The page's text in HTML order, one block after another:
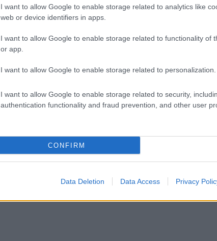
I want to allow Google to enable storage related to analytics like
web or device identifiers in apps.
I want to allow Google to enable storage related to functionality of
or app.
I want to allow Google to enable storage related to personalization.
I want to allow Google to enable storage related to security,
authentication functionality and fraud prevention, and other user
CONFIRM
Data Deletion Data Access Privacy